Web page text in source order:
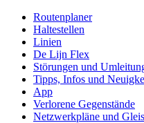
Routenplaner
Haltestellen
Linien
De Lijn Flex
Störungen und
Tipps, Infos und
App
Verlorene Gegenstände
Netzwerkpläne und